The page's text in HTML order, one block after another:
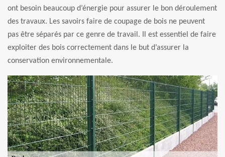
ont besoin beaucoup d’énergie pour assurer le bon déroulement
des travaux. Les savoirs faire de coupage de bois ne peuvent
pas être séparés par ce genre de travail. Il est essentiel de faire
exploiter des bois correctement dans le but d’assurer la
conservation environnementale.